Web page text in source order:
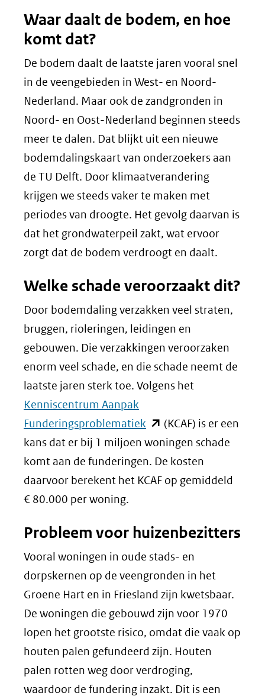
Waar daalt de bodem, en hoe
komt dat?
De bodem daalt de laatste jaren vooral snel
in de veengebieden in West- en Noord-
Nederland. Maar ook de zandgronden in
Noord- en Oost-Nederland beginnen steeds
meer te dalen. Dat blijkt uit een nieuwe
bodemdalingskaart van onderzoekers aan
de TU Delft. Door klimaatverandering
krijgen we steeds vaker te maken met
periodes van droogte. Het gevolg daarvan is
dat het grondwaterpeil zakt, wat ervoor
zorgt dat de bodem verdroogt en daalt.
Welke schade veroorzaakt dit?
Door bodemdaling verzakken veel straten,
bruggen, rioleringen, leidingen en
gebouwen. Die verzakkingen veroorzaken
enorm veel schade, en die schade neemt de
laatste jaren sterk toe. Volgens het
Kenniscentrum Aanpak
Funderingsproblematiek (opent
in
nieuw
venster)
een
andere
website)
(KCAF) is er een
kans dat er bij 1 miljoen woningen schade
komt aan de funderingen. De kosten
daarvoor berekent het KCAF op gemiddeld
€ 80.000 per woning.
Probleem voor huizenbezitters
Vooral woningen in oude stads- en
dorpskernen op de veengronden in het
Groene Hart en in Friesland zijn kwetsbaar.
De woningen die gebouwd zijn voor 1970
lopen het grootste risico, omdat die vaak op
houten palen gefundeerd zijn. Houten
palen rotten weg door verdroging,
waardoor de fundering inzakt. Dit is een